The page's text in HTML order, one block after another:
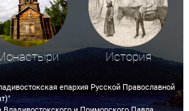
История
епархия Русской Православной